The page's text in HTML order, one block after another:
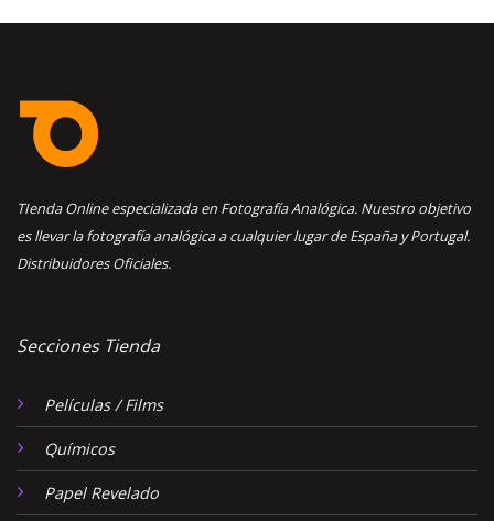
TIenda Online especializada en Fotografía Analógica. Nuestro objetivo
es llevar la fotografía analógica a cualquier lugar de España y Portugal.
Distribuidores Oficiales.
Secciones Tienda
Películas / Films
Químicos
Papel Revelado